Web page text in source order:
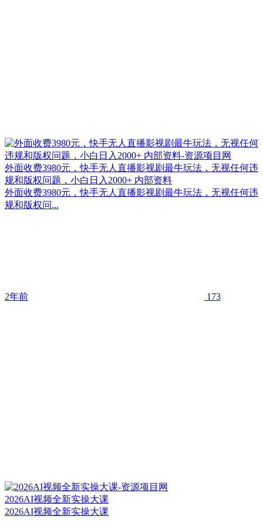
外面收费3980元，快手无人直播影视剧最牛玩法，无视任何违
规和版权问题，小白日入2000+ 内部资料
外面收费3980元，快手无人直播影视剧最牛玩法，无视任何违
规和版权问...
2年前 173
2026AI视频全新实操大课
2026AI视频全新实操大课